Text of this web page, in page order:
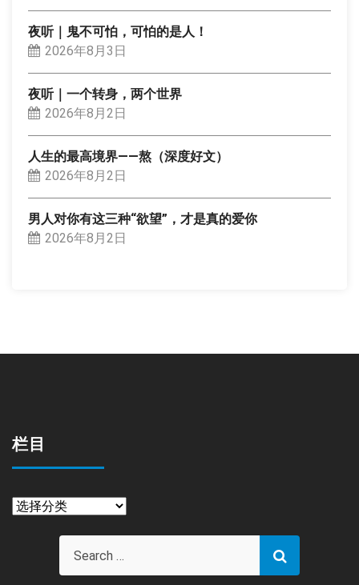
夜听｜鬼不可怕，可怕的是人！
2026年8月3日
夜听｜一个转身，两个世界
2026年8月2日
人生的最高境界——熬（深度好文）
2026年8月2日
男人对你有这三种“欲望”，才是真的爱你
2026年8月2日
栏目
栏